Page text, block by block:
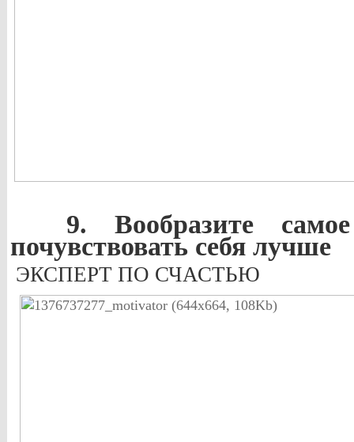
9. Вообразите
почувствовать себя лучше
ЭКСПЕРТ ПО СЧАСТЬЮ